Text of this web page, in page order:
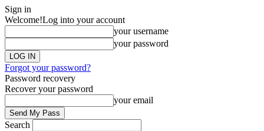
Sign in
Welcome!Log into your account
your username
your password
Forgot your password?
Password recovery
Recover your password
your email
Search